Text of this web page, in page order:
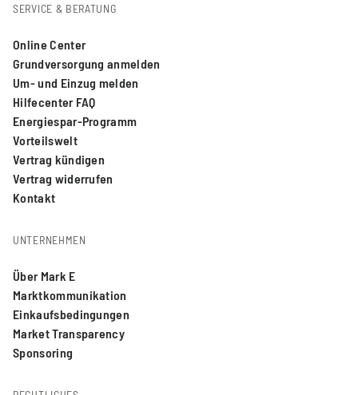
SERVICE & BERATUNG
Online Center
Grundversorgung anmelden
Um- und Einzug melden
Hilfecenter FAQ
Energiespar-Programm
Vorteilswelt
Vertrag kündigen
Vertrag widerrufen
Kontakt
UNTERNEHMEN
Über Mark E
Marktkommunikation
Einkaufsbedingungen
Market Transparency
Sponsoring